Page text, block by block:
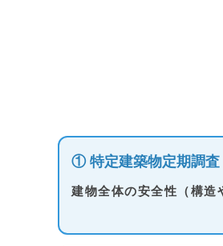
① 特定建築物定期調査
建物全体の安全性（構造